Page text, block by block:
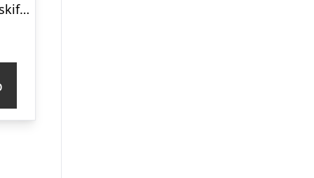
Lightsaber farveskiftende krus